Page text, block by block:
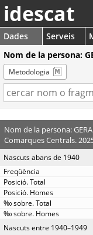
idescat
Dades Serveis
Nom de la persona:
Metodologia
Nom de la persona:
Comarques Centrals.
Nascuts abans de 1940
Nascuts entre 1940–1949